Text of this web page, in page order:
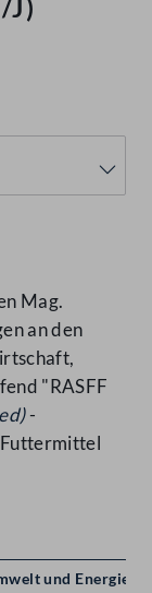
J)
Mag.
an den
"RASFF
-
und Energie